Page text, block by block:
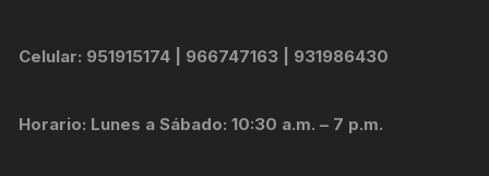
Celular: 951915174 | 966747163 | 931986430
Horario: Lunes a Sábado: 10:30 a.m. – 7 p.m.